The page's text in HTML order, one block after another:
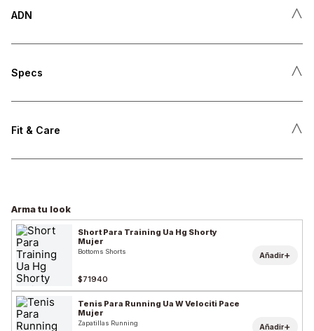
ADN ˄
Specs ˄
Fit & Care ˄
Arma tu look
Short Para Training Ua Hg Shorty
Mujer
Bottoms Shorts
$71940
Añadir+
Tenis Para Running Ua W Velociti Pace
Mujer
Zapatillas Running Añadir+